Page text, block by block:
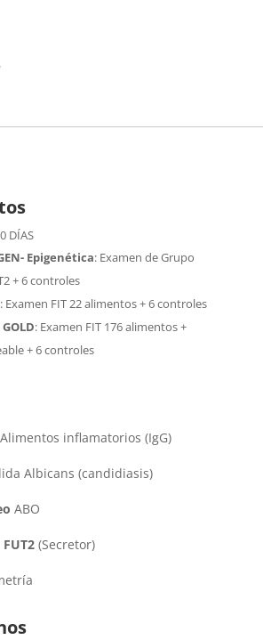
DÍAS
Epigenética:Examen de Grupo
+ 6 controles
: Examen FIT 22 alimentos + 6 controles
: Examen FIT 176 alimentos +
+ 6 controles
inflamatorios (IgG)
Albicans (candidiasis)
ABO
(Secretor)